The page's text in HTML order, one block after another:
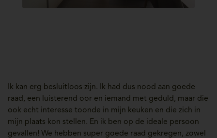
Ik kan erg besluitloos zijn. Ik had dus nood aan goede
raad, een luisterend oor en iemand met geduld, maar die
ook echt interesse toonde in mijn keuken en die zich in
mijn plaats kon stellen. En ik ben op de ideale persoon
gevallen! We hebben super goede raad gekregen, zowel